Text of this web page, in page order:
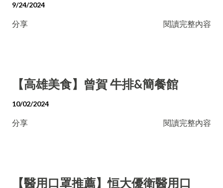
9/24/2024
分享 閱讀完整內容
【高雄美食】曾賀 牛排&簡餐館
10/02/2024
分享 閱讀完整內容
【醫用口罩推薦】恒大優衛醫用口